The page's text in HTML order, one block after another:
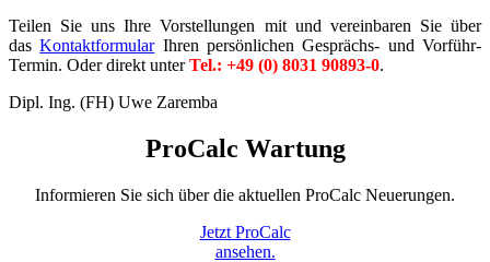
Teilen Sie uns Ihre Vorstellungen mit und vereinbaren Sie über
dasKontaktformularIhren persönlichen Gesprächs- und Vorführ-
Termin. Oder direkt unterTel.: +49 (0) 8031 90893-0.
Dipl. Ing. (FH) Uwe Zaremba
ProCalc Wartung
Informieren Sie sich über die aktuellen ProCalc Neuerungen.
Jetzt ProCalc
ansehen.